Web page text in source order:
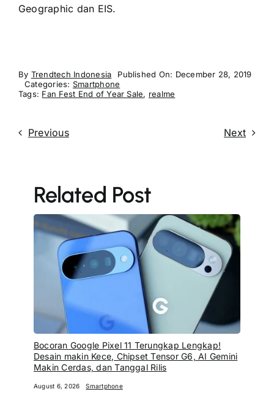
Geographic dan EIS.
By Trendtech Indonesia
Published On: December 28, 2019
Categories: Smartphone
Tags: Fan Fest End of Year Sale, realme
Previous Next
Related Post
Bocoran Google Pixel 11 Terungkap Lengkap!
Desain makin Kece, Chipset Tensor G6, AI Gemini
Makin Cerdas, dan Tanggal Rilis
August 6, 2026 Smartphone